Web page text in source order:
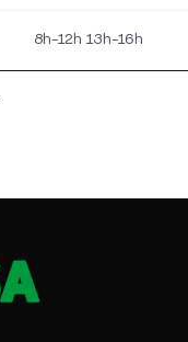
8h-12h 13h-16h